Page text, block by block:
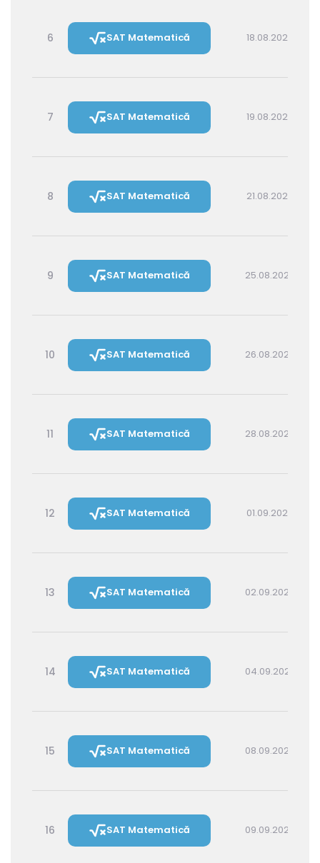
6 SAT Matematică 18.08.2026 16:00
7 SAT Matematică 19.08.2026 14:30
8 SAT Matematică 21.08.2026 16:00
9 SAT Matematică 25.08.2026 16:00
10 SAT Matematică 26.08.2026 14:30
11 SAT Matematică 28.08.2026 16:00
12 SAT Matematică 01.09.2026 16:00
13 SAT Matematică 02.09.2026 14:30
14 SAT Matematică 04.09.2026 16:00
15 SAT Matematică 08.09.2026 16:00
16 SAT Matematică 09.09.2026 14:30